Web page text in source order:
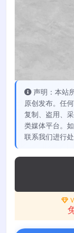
声明：本站
原创发布。任
复制、盗用、
类媒体平台。
联系我们进行处